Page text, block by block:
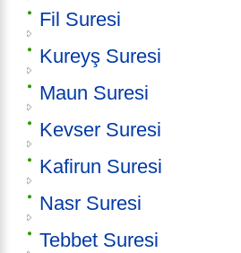
Fil Suresi
Kureyş Suresi
Maun Suresi
Kevser Suresi
Kafirun Suresi
Nasr Suresi
Tebbet Suresi